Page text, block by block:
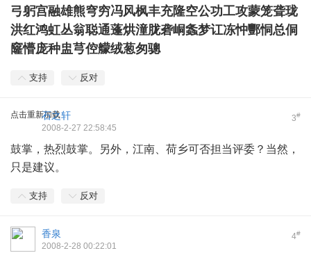
弓躬宫融雄熊穹穷冯风枫丰充隆空公功工攻蒙笼聋珑
洪红鸿虹丛翁聪通蓬烘潼胧砻峒螽梦讧冻忡酆恫总侗
窿懵庞种盅芎倥艨绒葱匆骢
支持 反对
点击重新加载 3#
石之轩
2008-2-27 22:58:45
鼓掌，热烈鼓掌。另外，江南、荷乡可否担当评委？当然，
只是建议。
支持 反对
4#
香泉
2008-2-28 00:22:01